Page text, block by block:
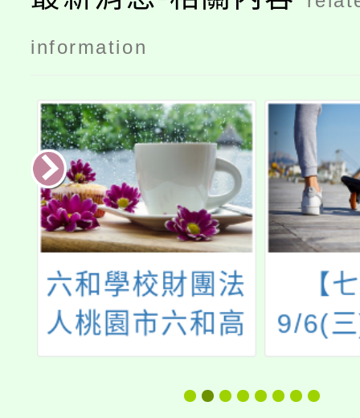
information
六和學校財團法
人桃園市六和高
「115學年度高
【
9/6(
登入